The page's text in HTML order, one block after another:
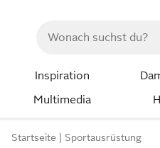
Inspiration
Multimedia
Startseite Sportausrüstung